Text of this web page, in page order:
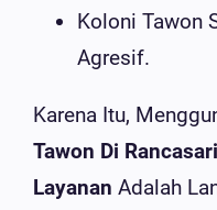
Koloni Tawon
Agresif.
Karena Itu,
Tawon Di
Layanan Adalah